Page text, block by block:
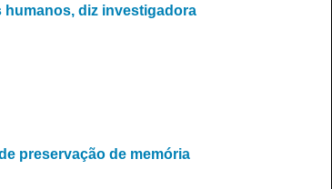
humanos, diz investigadora
preservação de memória